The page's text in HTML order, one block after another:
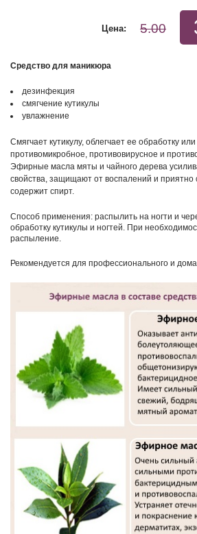
5.00
Цена:
Средство для маникюра
дезинфекция
смягчение кутикулы
увлажнение
Смягчает кутикулу, облегчает ее обработку
противомикробное, противовирусное и
Эфирные масла мяты и чайного дерева
свойства, защищают от воспалений и приятно
содержит спирт.
Способ применения: распылить на ногти и
обработку кутикулы и ногтей. При
распыление.
Рекомендуется для профессионального и